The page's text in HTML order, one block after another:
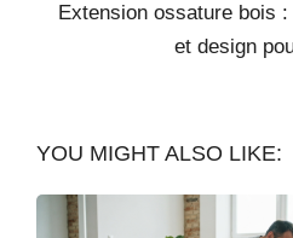
Extension ossature bois
et design
YOU MIGHT ALSO LIKE: